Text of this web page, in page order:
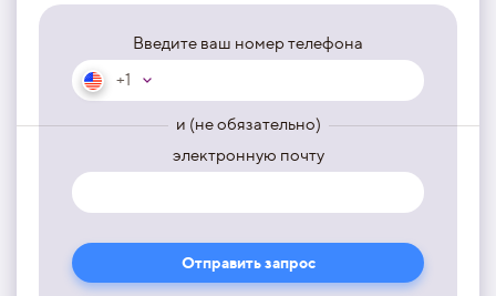
Введите ваш номер телефона
+1
и (не обязательно)
электронную почту